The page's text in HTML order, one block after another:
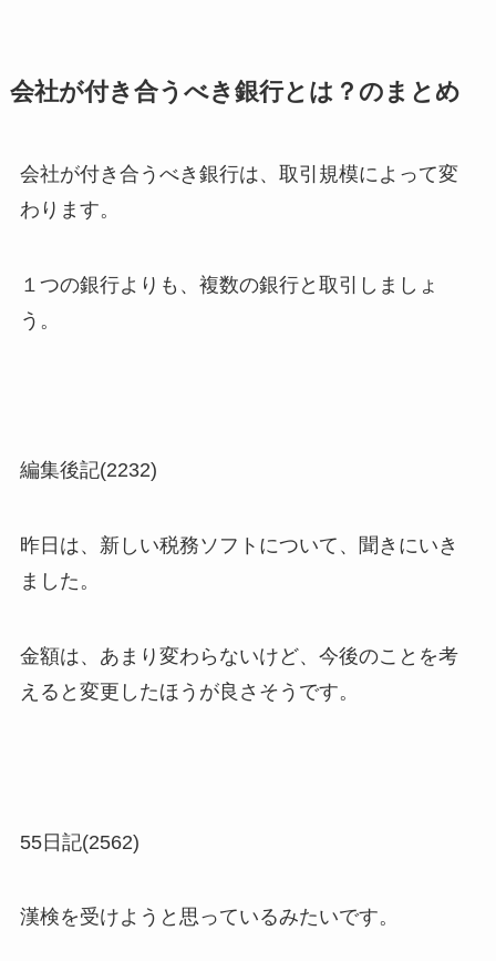
会社が付き合うべき銀行とは？のまとめ
会社が付き合うべき銀行は、取引規模によって変
わります。
１つの銀行よりも、複数の銀行と取引しましょ
う。
編集後記(2232)
昨日は、新しい税務ソフトについて、聞きにいき
ました。
金額は、あまり変わらないけど、今後のことを考
えると変更したほうが良さそうです。
55日記(2562)
漢検を受けようと思っているみたいです。